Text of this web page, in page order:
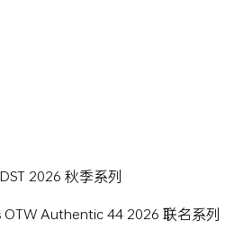
2026 秋季系列
OTW Authentic 44 2026 联名系列